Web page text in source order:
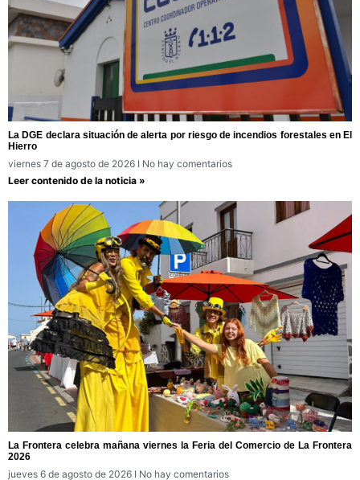
La DGE declara situación de alerta por riesgo de incendios forestales en El
Hierro
viernes 7 de agosto de 2026
No hay comentarios
Leer contenido de la noticia »
La Frontera celebra mañana viernes la Feria del Comercio de La Frontera
2026
jueves 6 de agosto de 2026 No hay comentarios